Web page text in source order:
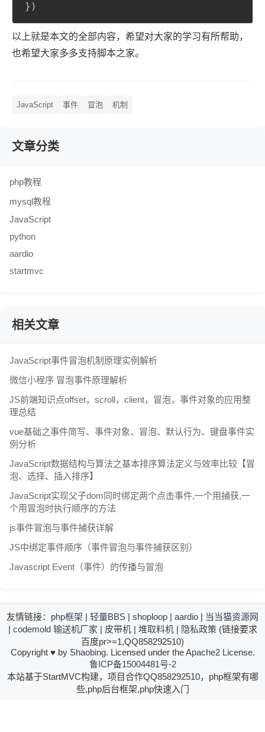
} )
以上就是本文的全部内容，希望对大家的学习有所帮助，
也希望大家多多支持脚本之家。
JavaScript 事件 冒泡 机制
文章分类
php教程
mysql教程
JavaScript
python
aardio
startmvc
相关文章
JavaScript事件冒泡机制原理实例解析
微信小程序 冒泡事件原理解析
JS前端知识点offset，scroll，client，冒泡，事件对象的应用整
理总结
vue基础之事件简写、事件对象、冒泡、默认行为、键盘事件实
例分析
JavaScript数据结构与算法之基本排序算法定义与效率比较【冒
泡、选择、插入排序】
JavaScript实现父子dom同时绑定两个点击事件,一个用捕获,一
个用冒泡时执行顺序的方法
js事件冒泡与事件捕获详解
JS中绑定事件顺序（事件冒泡与事件捕获区别）
Javascript Event（事件）的传播与冒泡
友情链接： php框架 | 轻量BBS | shoploop | aardio | 当当猫资源网
| codemold 输送机厂家 | 皮带机| 堆取料机| 隐私政策 (链接要求
百度pr>=1,QQ858292510)
Copyright ♥ by Shaobing. Licensed under theApache2 License.
鲁ICP备15004481号-2
本站基于StartMVC构建，项目合作QQ858292510，php框架有哪
些,php后台框架,php快速入门